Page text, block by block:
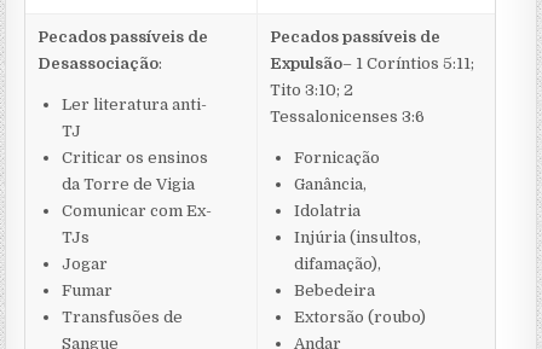
Pecados passíveis de
Desassociação:
Ler literatura anti-
TJ
Criticar os ensinos
da Torre de Vigia
Comunicar com Ex-
TJs
Jogar
Fumar
Transfusões de
Sangue
Pecados passíveis de
Expulsão– 1 Coríntios 5:11;
Tito 3:10; 2
Tessalonicenses 3:6
Fornicação
Ganância,
Idolatria
Injúria (insultos,
difamação),
Bebedeira
Extorsão (roubo)
Andar